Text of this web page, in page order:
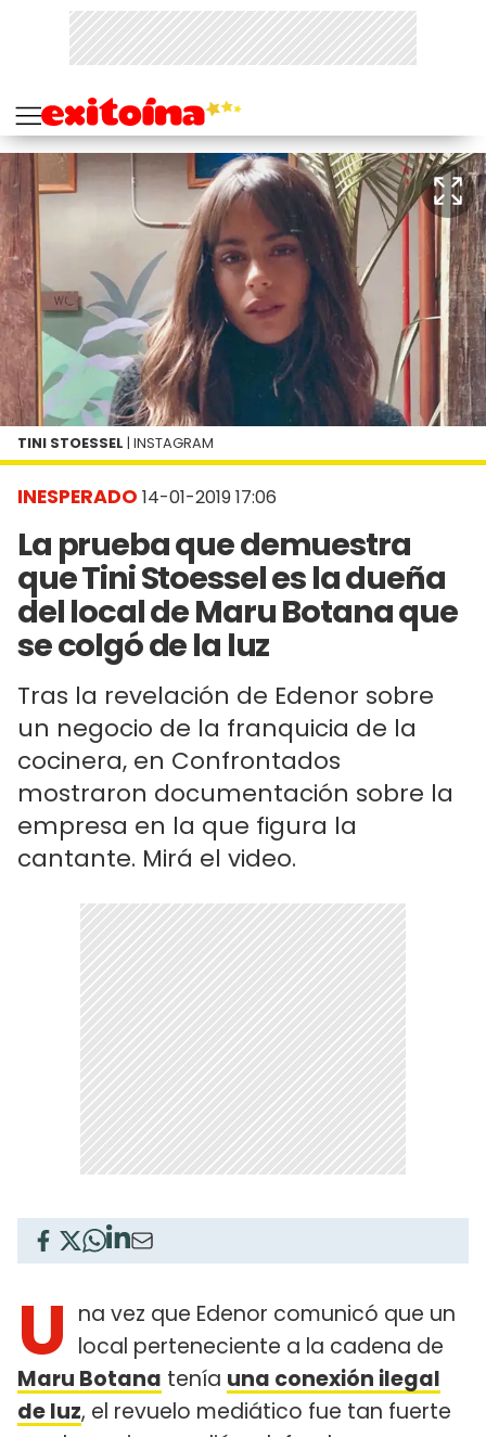
INESPERADO 14-01-2019 17:06
La prueba que demuestra
que Tini Stoessel es la dueña
del local de Maru Botana que
se colgó de la luz
Tras la revelación de Edenor sobre
un negocio de la franquicia de la
cocinera, en Confrontados
mostraron documentación sobre la
empresa en la que figura la
cantante. Mirá el video.
TINI STOESSEL | INSTAGRAM
U na vez que Edenor comunicó que un
local perteneciente a la cadena de
Maru Botana tenía una conexión ilegal
de luz, el revuelo mediático fue tan fuerte